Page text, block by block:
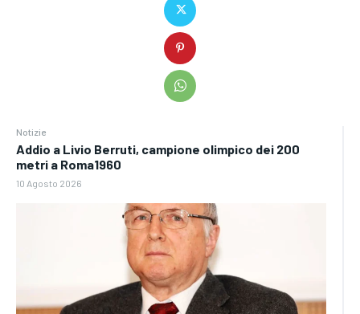
Notizie
Addio a Livio Berruti, campione olimpico dei 200
metri a Roma1960
10 Agosto 2026